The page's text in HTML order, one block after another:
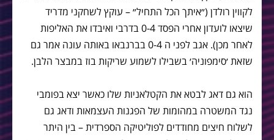
לקווין רולדן (״איתך הכל התחיל״ – עוקץ לשחקני מדריד
שיצאו לועדון אחרי הפסד 0-4 בדרבי ואיבדו את האליפות
לאחר מכן). אגב לפני ה 0-4 בברנבאו באותה עונה אמר גם
שזאת ׳סימפוניה׳ בשבילו לשמוע שריקות בוז במבצר הלבן.
הוא גם דאג לבטא את הקטלאניות שלו כאשר יצא בפומבי
נגד המשטרה במהומות של הפגנות העצמאות ודאג גם
לשלוח חיצים מחודדים לפוליטיקה הספרדית – בין היתר